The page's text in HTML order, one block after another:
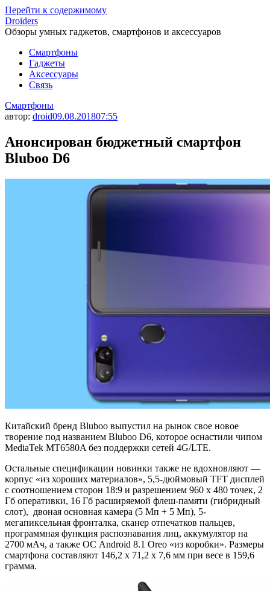
Перейти к содержимому
Droiders
Обзоры умных гаджетов, смартфонов и аксессуаров
Смартфоны
Гаджеты
Аксессуары
Связь
Смартфоны
автор: droid09.08.201807:55
Анонсирован бюджетный смартфон
Bluboo D6
Китайский бренд Bluboo выпустил на рынок свое новое
творение под названием Bluboo D6, которое оснастили чипом
MediaTek MT6580A без поддержки сетей 4G/LTE.
Остальные спецификации новинки также не вдохновляют —
корпус «из хороших материалов», 5,5-дюймовый TFT дисплей
с соотношением сторон 18:9 и разрешением 960 х 480 точек, 2
Гб оперативки, 16 Гб расширяемой флеш-памяти (гибридный
слот), двоная основная камера (5 Мп + 5 Мп), 5-
мегапиксельная фронталка, сканер отпечатков пальцев,
программная функция распознавания лиц, аккумулятор на
2700 мАч, а также ОС Android 8.1 Oreo «из коробки». Размеры
смартфона составляют 146,2 x 71,2 x 7,6 мм при весе в 159,6
грамма.